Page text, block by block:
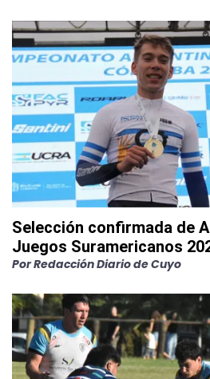
Selección confirmada de
Juegos Suramericanos
PorRedacción Diario de Cuyo